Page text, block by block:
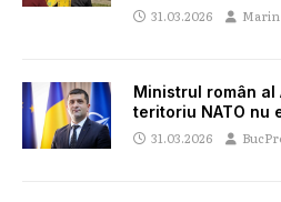
31.03.2026
Ministrul român al
teritoriu NATO nu
31.03.2026